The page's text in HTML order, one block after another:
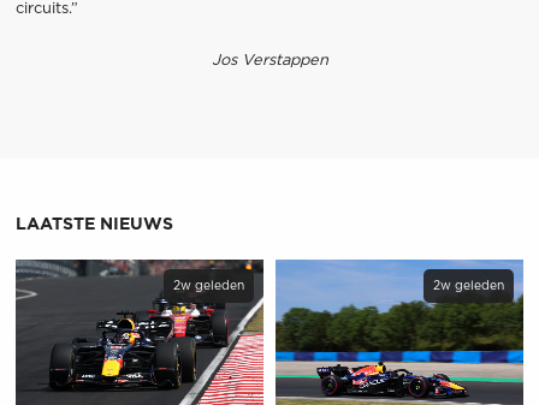
circuits.”
Jos Verstappen
LAATSTE NIEUWS
2w geleden 2w geleden